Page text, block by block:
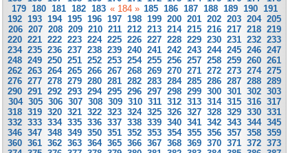
179 180 181 182 183 « 184 » 185 186 187 188 189 190 191
192 193 194 195 196 197 198 199 200 201 202 203 204 205
206 207 208 209 210 211 212 213 214 215 216 217 218 219
220 221 222 223 224 225 226 227 228 229 230 231 232 233
234 235 236 237 238 239 240 241 242 243 244 245 246 247
248 249 250 251 252 253 254 255 256 257 258 259 260 261
262 263 264 265 266 267 268 269 270 271 272 273 274 275
276 277 278 279 280 281 282 283 284 285 286 287 288 289
290 291 292 293 294 295 296 297 298 299 300 301 302 303
304 305 306 307 308 309 310 311 312 313 314 315 316 317
318 319 320 321 322 323 324 325 326 327 328 329 330 331
332 333 334 335 336 337 338 339 340 341 342 343 344 345
346 347 348 349 350 351 352 353 354 355 356 357 358 359
360 361 362 363 364 365 366 367 368 369 370 371 372 373